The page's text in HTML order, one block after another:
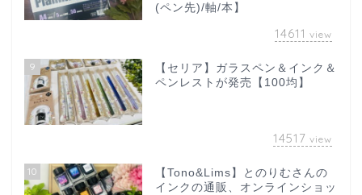
(ペン先)/軸/本】
14611 view
9
【セリア】ガラスペン＆インク＆
ペンレストが発売【100均】
14517 view
10
【Tono&Lims】とのりむさんの
インクの通販、オンラインショッ